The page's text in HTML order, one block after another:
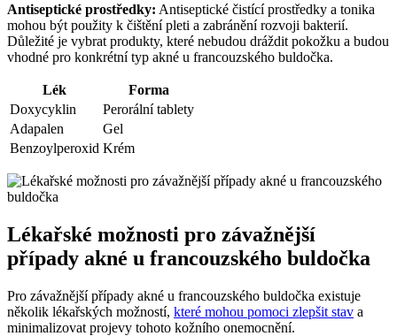
Antiseptické prostředky: Antiseptické čistící prostředky a tonika
mohou být použity k čištění pleti a zabránění rozvoji bakterií.
Důležité je vybrat produkty, které nebudou dráždit pokožku a budou
vhodné pro konkrétní typ akné u francouzského buldočka.
Lék
Forma
Doxycyklin
Perorální tablety
Adapalen
Gel
Benzoylperoxid Krém
Lékařské možnosti pro závažnější
případy akné u francouzského buldočka
Pro závažnější případy akné u francouzského buldočka existuje
několik lékařských možností, které mohou pomoci zlepšit stav a
minimalizovat projevy tohoto kožního onemocnění.